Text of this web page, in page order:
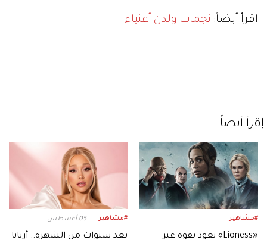
اقرأ أيضاً: نجمات ولدن أغنياء
إقرأ أيضاً
#مشاهير
«Lioness» يعود بقوة عبر
#مشاهير 05 أغسطس
بعد سنوات من الشهرة.. أريانا